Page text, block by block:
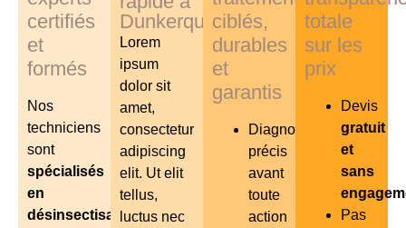
certifiés
et
formés
Nos
techniciens
sont
spécialisés
en
désinsectisation
Dunkerque
Lorem
ipsum
dolor sit
amet,
consectetur
adipiscing
elit. Ut elit
tellus,
luctus nec
ciblés,
durables
et
garantis
Diagnostic
précis
avant
toute
action
totale
sur les
prix
Devis
gratuit
et
sans
Pas